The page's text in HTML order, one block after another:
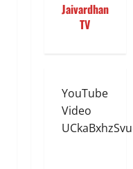
Jaivardhan
TV
YouTube
Video